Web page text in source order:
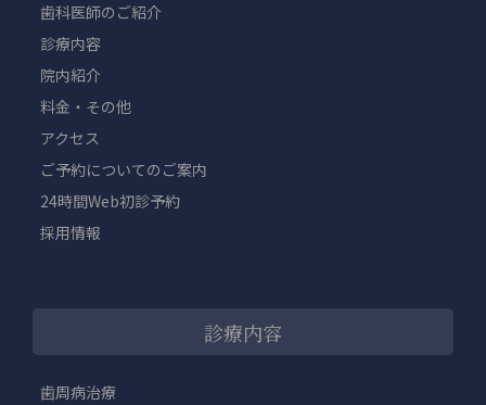
歯科医師のご紹介
診療内容
院内紹介
料金・その他
アクセス
ご予約についてのご案内
24時間Web初診予約
採用情報
診療内容
歯周病治療